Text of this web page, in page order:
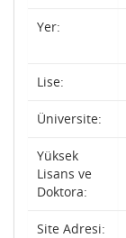
Yer:
Lise:
Üniversite:
Yüksek
Lisans ve
Doktora:
Site Adresi: